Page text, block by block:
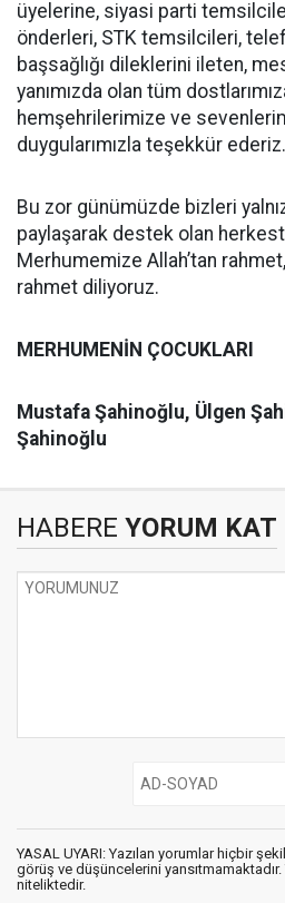
üyelerine, siyasi parti
önderleri, STK temsilcileri,
başsağlığı dileklerini ileten,
yanımızda olan tüm
hemşehrilerimize ve
duygularımızla teşekkür ederiz.
Bu zor günümüzde bizleri yalnız
paylaşarak destek olan
Merhumemize Allah’tan
rahmet diliyoruz.
MERHUMENİN ÇOCUKLARI
Mustafa Şahinoğlu, Ülgen
Şahinoğlu
HABERE YORUM KAT
YASAL UYARI: Yazılan yorumlar hiçbir
görüş ve düşüncelerini yansıtmamaktadır.
niteliktedir.